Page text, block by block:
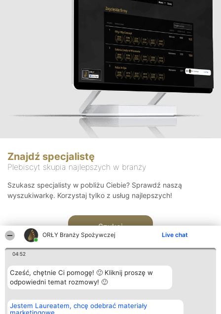
ORŁY Branży Spożywczej Live chat
04:52
Cześć, chętnie Ci pomogę! 🙂 Kliknij proszę w
odpowiedni temat rozmowy! 🙂
Jestem Laureatem, chcę odebrać materiały
Znajdź specjalistę
Plebiscyt skupia najlepszych w branży
Szukasz specjalisty w pobliżu Ciebie? Sprawdź naszą
wyszukiwarkę. Korzystaj tylko z usług najlepszych!
Szukaj
Organizator plebiscytu
Bright Side Solutions sp. z o.
Plebiscyt
Laureaci
Kontakt
Kontakt